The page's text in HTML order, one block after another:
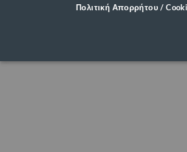
Πολιτική Απορρήτου /